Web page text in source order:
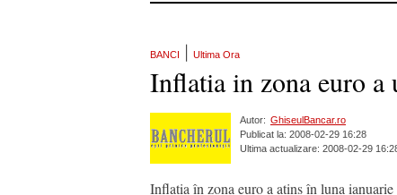
BANCI Ultima Ora
Inflatia in zona euro
Autor: GhiseulBancar.ro
Publicat la: 2008-02-29 16:28
Ultima actualizare: 2008-02-29
Inflatia în zona euro a atins în luna